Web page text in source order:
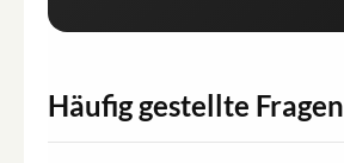
Häufig gestellte Fragen